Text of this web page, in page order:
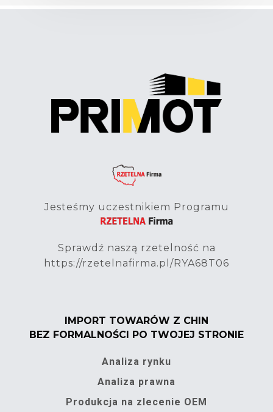
Jesteśmy uczestnikiem Programu
Sprawdź naszą rzetelność na
https://rzetelnafirma.pl/RYA68T06
IMPORT TOWARÓW Z CHIN
BEZ FORMALNOŚCI PO TWOJEJ STRONIE
Analiza rynku
Analiza prawna
Produkcja na zlecenie OEM